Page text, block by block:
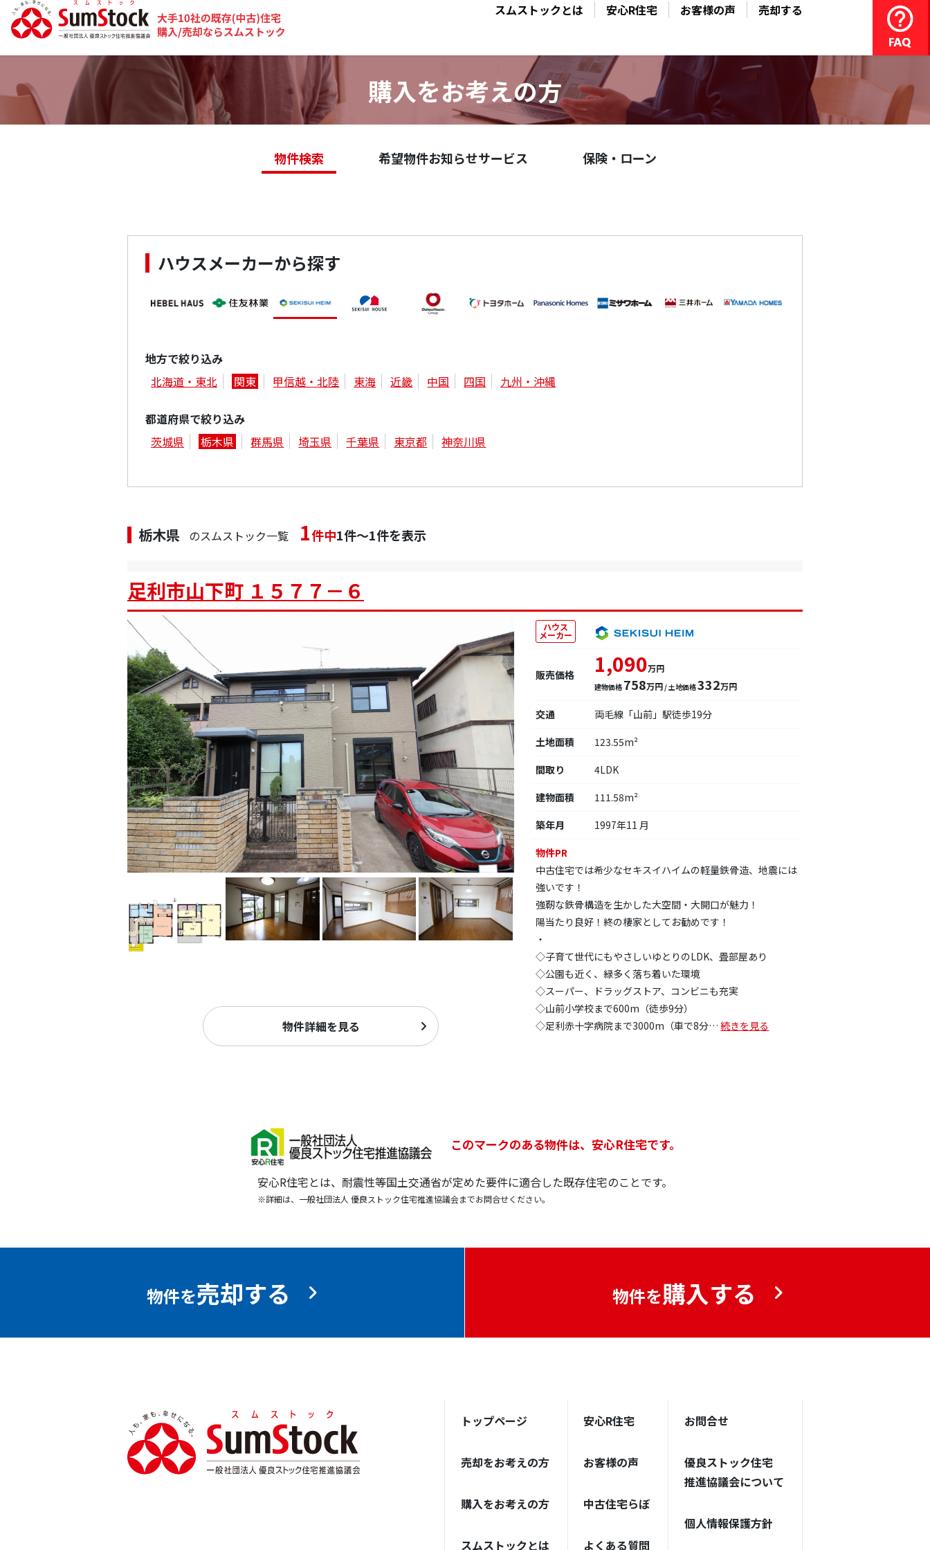
スムストックとは 安心R住宅 お客様の声 売却する
購入をお考えの方
物件検索 希望物件お知らせサービス 保険・ローン
ハウスメーカーから探す
地方で絞り込み
北海道・東北
関東 甲信越・北陸 東海 近畿 中国 四国 九州・沖縄
都道府県で絞り込み
茨城県
栃木県 群馬県 埼玉県 千葉県 東京都 神奈川県
栃木県 のスムストック一覧 1件中1件～1件を表示
足利市山下町 １５７７－６
物件詳細を見る
ハウス
メーカー
販売価格 1,090万円
建物価格 758万円/ 土地価格332万円
交通
両毛線「山前」駅徒歩19分
土地面積
123.55m²
間取り
4LDK
建物面積
111.58m²
築年月
1997年11 月
物件PR
中古住宅では希少なセキスイハイムの軽量鉄骨造、地震には
強いです！
強靭な鉄骨構造を生かした大空間・大開口が魅力！
陽当たり良好！終の棲家としてお勧めです！
・
◇子育て世代にもやさしいゆとりのLDK、畳部屋あり
◇公園も近く、緑多く落ち着いた環境
◇スーパー、ドラッグストア、コンビニも充実
◇山前小学校まで600m（徒歩9分）
◇足利赤十字病院まで3000m（車で8分… 続きを見る
このマークのある物件は、安心R住宅です。
安心R住宅とは、耐震性等国土交通省が定めた要件に適合した既存住宅のことです。
※詳細は、一般社団法人 優良ストック住宅推進協議会までお問合せください。
物件を売却する 物件を購入する
トップページ
売却をお考えの方
購入をお考えの方
スムストックとは
安心R住宅
お客様の声
中古住宅らぼ
よくある質問
お問合せ
優良ストック住宅
推進協議会について
個人情報保護方針